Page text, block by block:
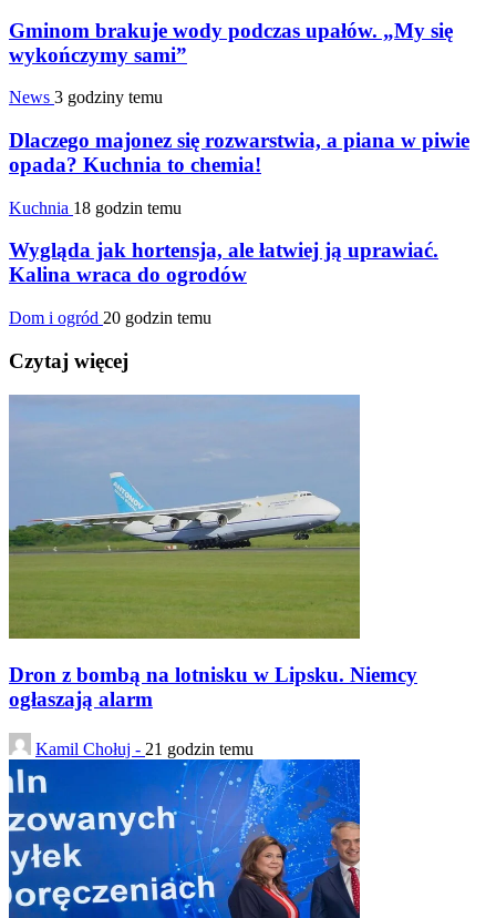
Gminom brakuje wody podczas upałów. „My się
wykończymy sami”
News 3 godziny temu
Dlaczego majonez się rozwarstwia, a piana w piwie
opada? Kuchnia to chemia!
Kuchnia 18 godzin temu
Wygląda jak hortensja, ale łatwiej ją uprawiać.
Kalina wraca do ogrodów
Dom i ogród 20 godzin temu
Czytaj więcej
Dron z bombą na lotnisku w Lipsku. Niemcy
ogłaszają alarm
Kamil Chołuj - 21 godzin temu